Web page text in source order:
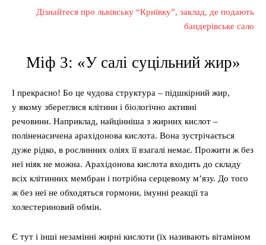
Дізнайтеся про львівську “Криївку”, заклад, де подають
бандерівське сало
Міф 3: «У салі суцільний жир»
І прекрасно! Бо це чудова структура – підшкірний жир,
у якому збереглися клітини і біологічно активні
речовини. Наприклад, найцінніша з жирних кислот –
поліненасичена арахідонова кислота. Вона зустрічається
дуже рідко, в рослинних оліях її взагалі немає. Прожити ж без
неї ніяк не можна. Арахідонова кислота входить до складу
всіх клітинних мембран і потрібна серцевому м’язу. До того
ж без неї не обходяться гормони, імунні реакції та
холестериновий обмін.
Є тут і інші незамінні жирні кислоти (їх називають вітаміном